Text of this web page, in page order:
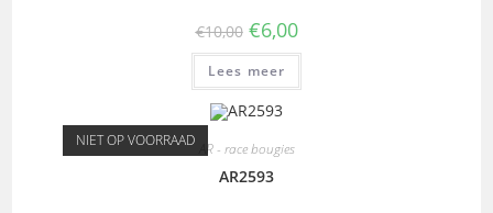
€10,00 €6,00
Lees meer
NIET OP VOORRAAD AR - race bougies
AR2593